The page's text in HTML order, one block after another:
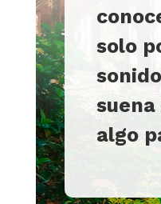
solo
algo